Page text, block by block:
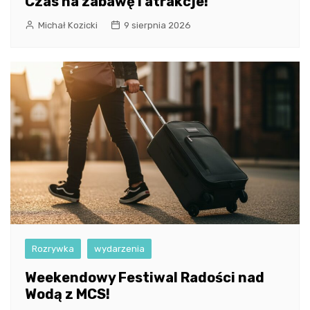
Michał Kozicki 9 sierpnia 2026
Rozrywka wydarzenia
Weekendowy Festiwal Radości nad
Wodą z MCS!